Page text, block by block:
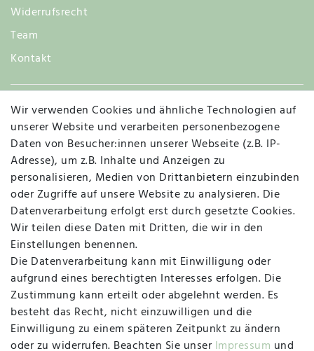
Widerrufsrecht
Team
Kontakt
Widerruf
Vertrag widerrufen Kontakt
MAPALI VOR ORT
Herzogstraße 10
47533 Kleve
Montag, Dienstag, Donnerstag, Freitag
09:00 Uhr bis 13:00 Uhr
Wir verwenden Cookies und ähnliche Technologien auf
unserer Website und verarbeiten personenbezogene
Daten von Besucher:innen unserer Webseite (z.B. IP-
Adresse), um z.B. Inhalte und Anzeigen zu
personalisieren, Medien von Drittanbietern einzubinden
oder Zugriffe auf unsere Website zu analysieren. Die
Datenverarbeitung erfolgt erst durch gesetzte Cookies.
Wir teilen diese Daten mit Dritten, die wir in den
Einstellungen benennen.
Die Datenverarbeitung kann mit Einwilligung oder
aufgrund eines berechtigten Interesses erfolgen. Die
Zustimmung kann erteilt oder abgelehnt werden. Es
besteht das Recht, nicht einzuwilligen und die
Einwilligung zu einem späteren Zeitpunkt zu ändern
oder zu widerrufen. Beachten Sie unser Impressum und